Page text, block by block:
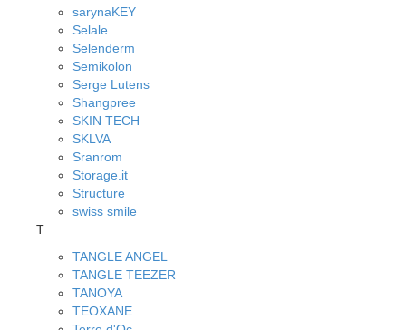
sarynaKEY
Selale
Selenderm
Semikolon
Serge Lutens
Shangpree
SKIN TECH
SKLVA
Sranrom
Storage.it
Structure
swiss smile
T
TANGLE ANGEL
TANGLE TEEZER
TANOYA
TEOXANE